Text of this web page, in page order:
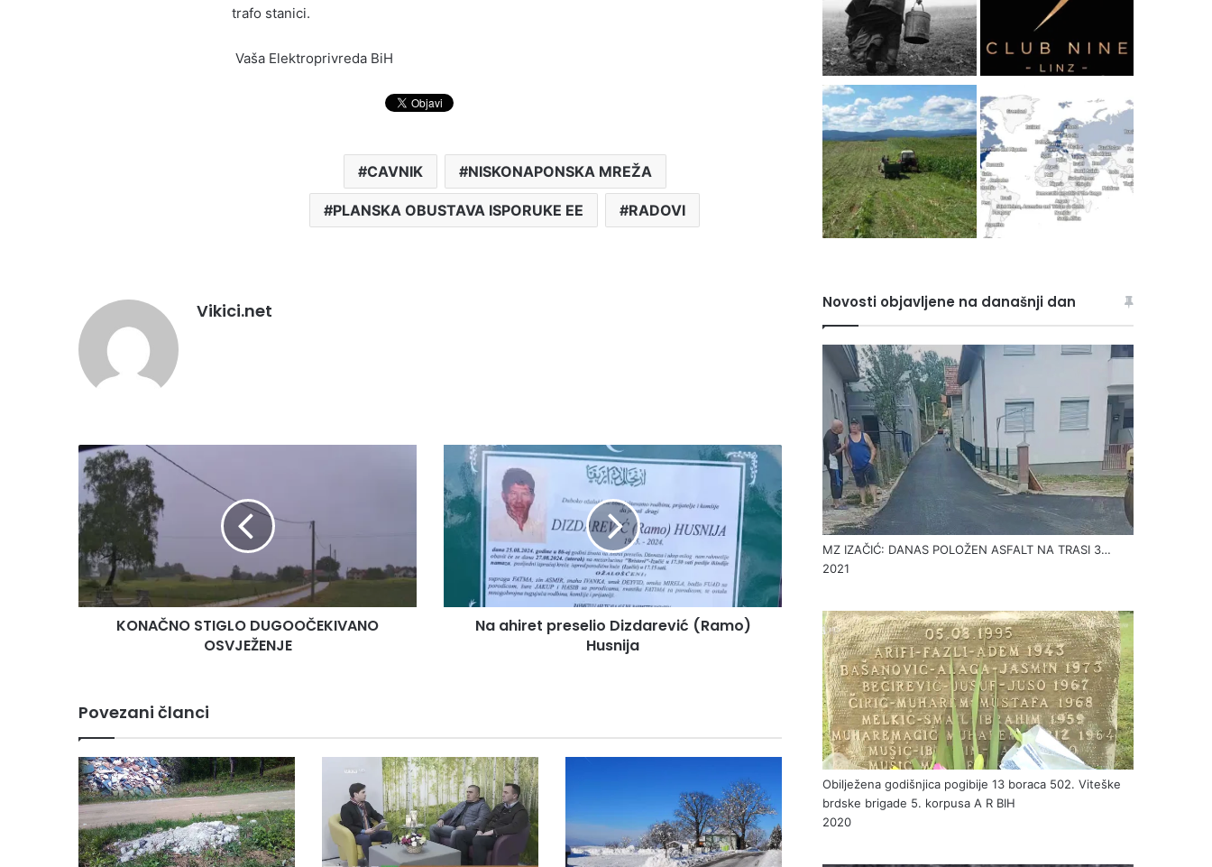
trafo stanici.
Vaša Elektroprivreda BiH
CAVNIK NISKONAPONSKA MREŽA
PLANSKA OBUSTAVA ISPORUKE EE RADOVI
Vikici.net
KONAČNO
STIGLO
DUGOOČEKIVANO
OSVJEŽENJE
KONAČNO STIGLO DUGOOČEKIVANO
OSVJEŽENJE
ahiret
preselio
Dizdarević
(Ramo)
Na ahiret preselio Dizdarević (Ramo)
Husnija
Povezani članci
Novosti objavljene na današnji dan
MZ IZAČIĆ: DANAS POLOŽEN ASFALT NA TRASI 3…
2021
Obilježena godišnjica pogibije 13 boraca 502. Viteške
brdske brigade 5. korpusa A R BIH
2020